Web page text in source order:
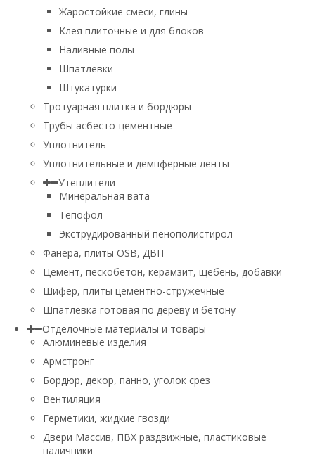
Жаростойкие смеси, глины
Клея плиточные и для блоков
Наливные полы
Шпатлевки
Штукатурки
Тротуарная плитка и бордюры
Трубы асбесто-цементные
Уплотнитель
Уплотнительные и демпферные ленты
Утеплители
Минеральная вата
Тепофол
Экструдированный пенополистирол
Фанера, плиты OSB, ДВП
Цемент, пескобетон, керамзит, щебень, добавки
Шифер, плиты цементно-стружечные
Шпатлевка готовая по дереву и бетону
Отделочные материалы и товары
Алюминевые изделия
Армстронг
Бордюр, декор, панно, уголок срез
Вентиляция
Герметики, жидкие гвозди
Двери Массив, ПВХ раздвижные, пластиковые
наличники